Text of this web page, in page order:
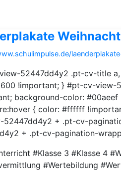
52447dd4y2 .pt-cv-title
!important; } #pt-cv-
background-color:
{ color: #ffffff
52447dd4y2 + .pt-cv-
+ .pt-cv-pagination-
#Klasse 3 #Klasse 4
#Wertebildung